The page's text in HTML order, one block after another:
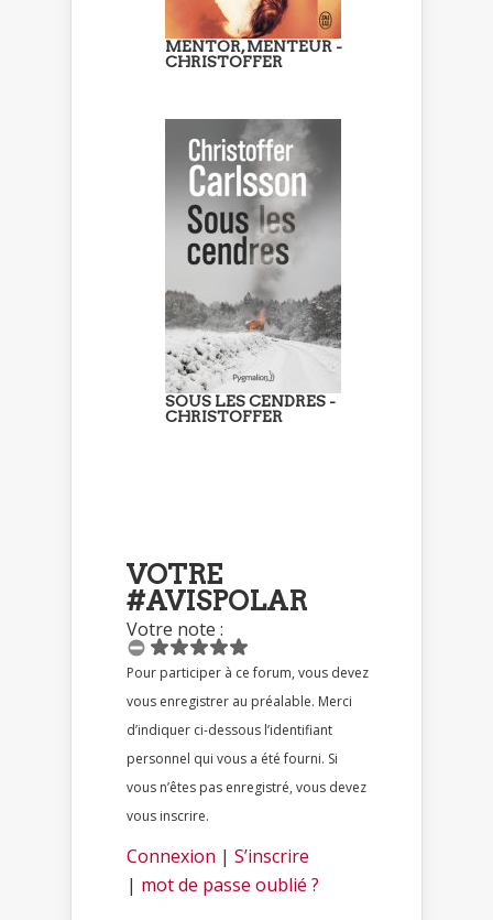
MENTOR, MENTEUR -
CHRISTOFFER
SOUS LES CENDRES -
CHRISTOFFER
VOTRE
#AVISPOLAR
Votre note :
Pour participer à ce forum, vous devez
vous enregistrer au préalable. Merci
d’indiquer ci-dessous l’identifiant
personnel qui vous a été fourni. Si
vous n’êtes pas enregistré, vous devez
vous inscrire.
Connexion | S’inscrire
| mot de passe oublié ?